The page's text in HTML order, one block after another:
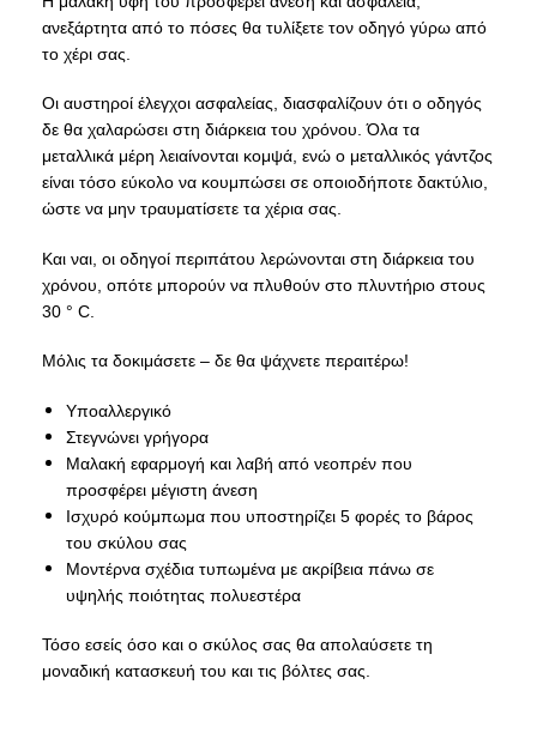
ανεξάρτητα από το πόσες θα τυλίξετε τον οδηγό γύρω από
το χέρι σας.
Οι αυστηροί έλεγχοι ασφαλείας, διασφαλίζουν ότι ο οδηγός
δε θα χαλαρώσει στη διάρκεια του χρόνου. Όλα τα
μεταλλικά μέρη λειαίνονται κομψά, ενώ ο μεταλλικός γάντζος
είναι τόσο εύκολο να κουμπώσει σε οποιοδήποτε δακτύλιο,
ώστε να μην τραυματίσετε τα χέρια σας.
Και ναι, οι οδηγοί περιπάτου λερώνονται στη διάρκεια του
χρόνου, οπότε μπορούν να πλυθούν στο πλυντήριο στους
30 ° C.
Μόλις τα δοκιμάσετε – δε θα ψάχνετε περαιτέρω!
Υποαλλεργικό
Στεγνώνει γρήγορα
Μαλακή εφαρμογή και λαβή από νεοπρέν που
προσφέρει μέγιστη άνεση
Ισχυρό κούμπωμα που υποστηρίζει 5 φορές το βάρος
του σκύλου σας
Μοντέρνα σχέδια τυπωμένα με ακρίβεια πάνω σε
υψηλής ποιότητας πολυεστέρα
Τόσο εσείς όσο και ο σκύλος σας θα απολαύσετε τη
μοναδική κατασκευή του και τις βόλτες σας.